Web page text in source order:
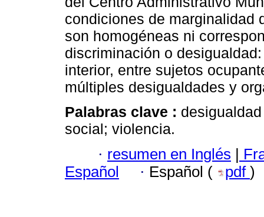
condiciones de marginalidad
son homogéneas ni
discriminación o
interior, entre sujetos
múltiples desigualdades y
Palabras clave :
social; violencia.
· resumen en Inglés |
Español
· Español ( pdf )